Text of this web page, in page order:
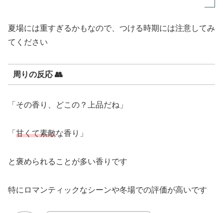
夏場には重すぎるかもなので、つける時期には注意してみ
てください
周りの反応 👥
「その香り、どこの？上品だね」
「 甘くて素敵な香り」
と褒められることが多い香りです
特にロマンティックなシーンや冬場での評価が高いです